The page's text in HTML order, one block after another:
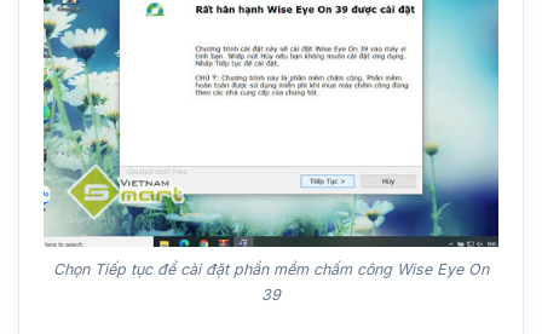
Chọn Tiếp tục để cài đặt phần mềm chấm công Wise Eye On
39